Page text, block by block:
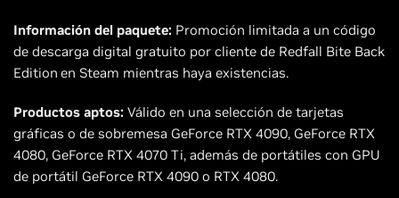
Información del paquete: Promoción limitada a un código
de descarga digital gratuito por cliente de Redfall Bite Back
Edition en Steam mientras haya existencias.
Productos aptos: Válido en una selección de tarjetas
gráficas o de sobremesa GeForce RTX 4090, GeForce RTX
4080, GeForce RTX 4070 Ti, además de portátiles con GPU
de portátil GeForce RTX 4090 o RTX 4080.